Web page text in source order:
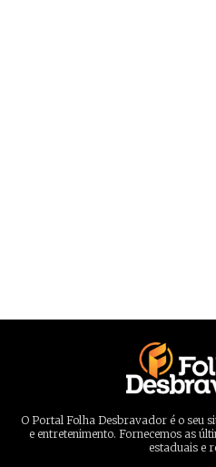
O Portal Folha Desbravador é o seu
e entretenimento. Fornecemos as
estaduais e